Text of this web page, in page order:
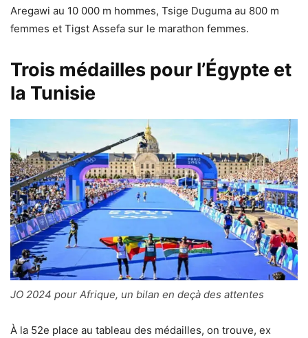
Aregawi au 10 000 m hommes, Tsige Duguma au 800 m
femmes et Tigst Assefa sur le marathon femmes.
Trois médailles pour l’Égypte et
la Tunisie
JO 2024 pour Afrique, un bilan en deçà des attentes
À la 52e place au tableau des médailles, on trouve, ex